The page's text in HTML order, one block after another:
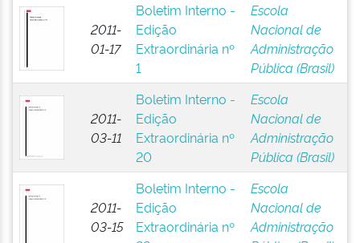
2011-
01-17
Boletim Interno -
Edição
Extraordinária nº
1
Escola
Nacional de
Administração
Pública (Brasil)
2011-
03-11
Boletim Interno -
Edição
Extraordinária nº
20
Escola
Nacional de
Administração
Pública (Brasil)
2011-
03-15
Boletim Interno -
Edição
Extraordinária nº
Escola
Nacional de
Administração